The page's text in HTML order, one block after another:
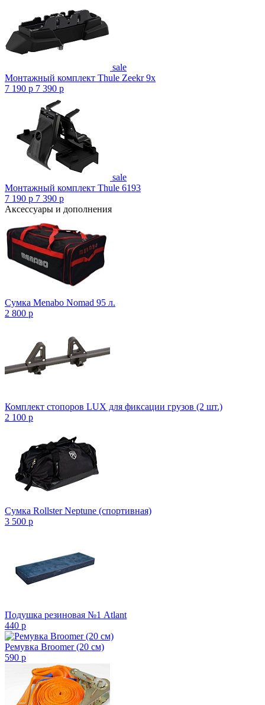
sale
Монтажный комплект Thule Zeekr 9x
7 190 p 7 390 p
sale
Монтажный комплект Thule 6193
7 190 p 7 390 p
Аксессуары и дополнения
Сумка Menabo Nomad 95 л.
2 800 p
Комплект стопоров LUX для фиксации грузов (2 шт.)
2 100 p
Сумка Rollster Neptune (спортивная)
3 500 p
Подушка резиновая №1 Atlant
440 p
Ремувка Broomer (20 см)
590 p